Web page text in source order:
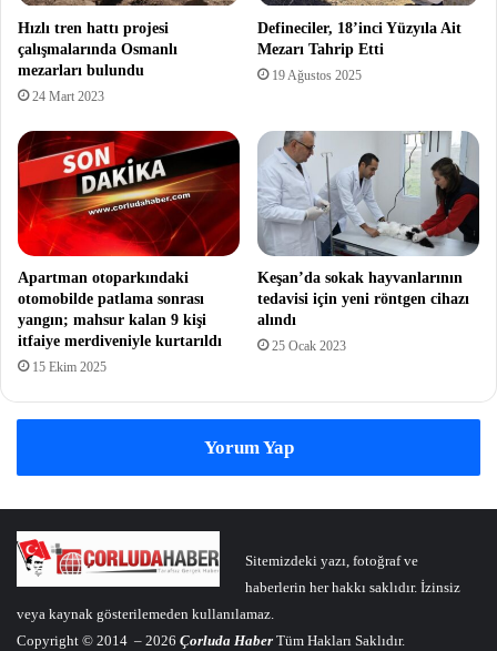
Hızlı tren hattı projesi
çalışmalarında Osmanlı
mezarları bulundu
24 Mart 2023
Defineciler, 18’inci Yüzyıla Ait
Mezarı Tahrip Etti
19 Ağustos 2025
Apartman otoparkındaki
otomobilde patlama sonrası
yangın; mahsur kalan 9 kişi
itfaiye merdiveniyle kurtarıldı
15 Ekim 2025
Keşan’da sokak hayvanlarının
tedavisi için yeni röntgen cihazı
alındı
25 Ocak 2023
Yorum Yap
Sitemizdeki yazı, fotoğraf ve
haberlerin her hakkı saklıdır. İzinsiz
veya kaynak gösterilemeden kullanılamaz.
Copyright © 2014 – 2026 Çorluda Haber Tüm Hakları Saklıdır.